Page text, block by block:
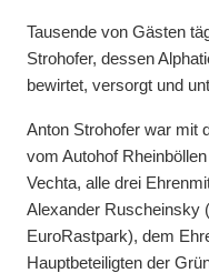
Tausende von Gästen
Strohofer, dessen
bewirtet, versorgt und
Anton Strohofer war mit
vom Autohof
Vechta, alle drei
Alexander Ruscheinsky
EuroRastpark), dem
Hauptbeteiligten der